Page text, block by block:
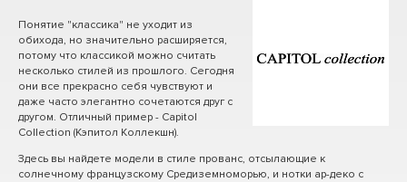
Понятие "классика" не уходит из
обихода, но значительно расширяется,
потому что классикой можно считать
несколько стилей из прошлого. Сегодня
они все прекрасно себя чувствуют и
даже часто элегантно сочетаются друг с
другом. Отличный пример - Capitol
Collection (Кэпитол Коллекшн).
Здесь вы найдете модели в стиле прованс, отсылающие к
солнечному французскому Средиземноморью, и нотки ар-деко с